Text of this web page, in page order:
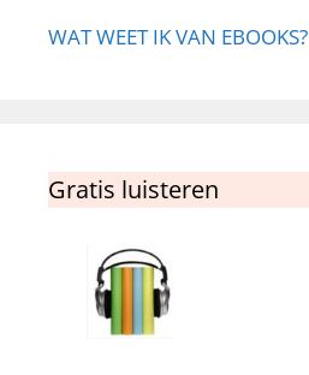
WAT WEET IK VAN EBOOKS?
Gratis luisteren